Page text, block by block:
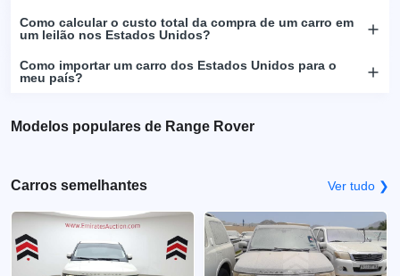
Como calcular o custo total da compra de um carro em
um leilão nos Estados Unidos?
Como importar um carro dos Estados Unidos para o
meu país?
Modelos populares de Range Rover
Carros semelhantes Ver tudo ❯